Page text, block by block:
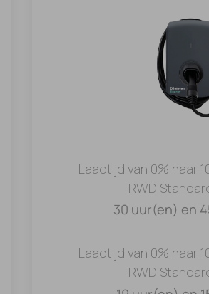
Laadtijd van 0% naar
RWD
30 uur(en) en
Laadtijd van 0% naar
RWD